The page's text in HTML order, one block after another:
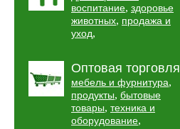
воспитание, здоровье
животных, продажа и
уход,
Оптовая торговля
мебель и фурнитура,
продукты, бытовые
товары, техника и
оборудование,